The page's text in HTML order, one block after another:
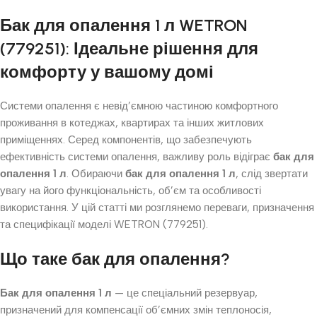
Бак для опалення 1 л WETRON
(779251): Ідеальне рішення для
комфорту у вашому домі
Системи опалення є невід’ємною частиною комфортного
проживання в котеджах, квартирах та інших житлових
приміщеннях. Серед компонентів, що забезпечують
ефективність системи опалення, важливу роль відіграє бак для
опалення 1 л. Обираючи бак для опалення 1 л, слід звертати
увагу на його функціональність, об’єм та особливості
використання. У цій статті ми розглянемо переваги, призначення
та специфікації моделі WETRON (779251).
Що таке бак для опалення?
Бак для опалення 1 л — це спеціальний резервуар,
призначений для компенсації об’ємних змін теплоносія,